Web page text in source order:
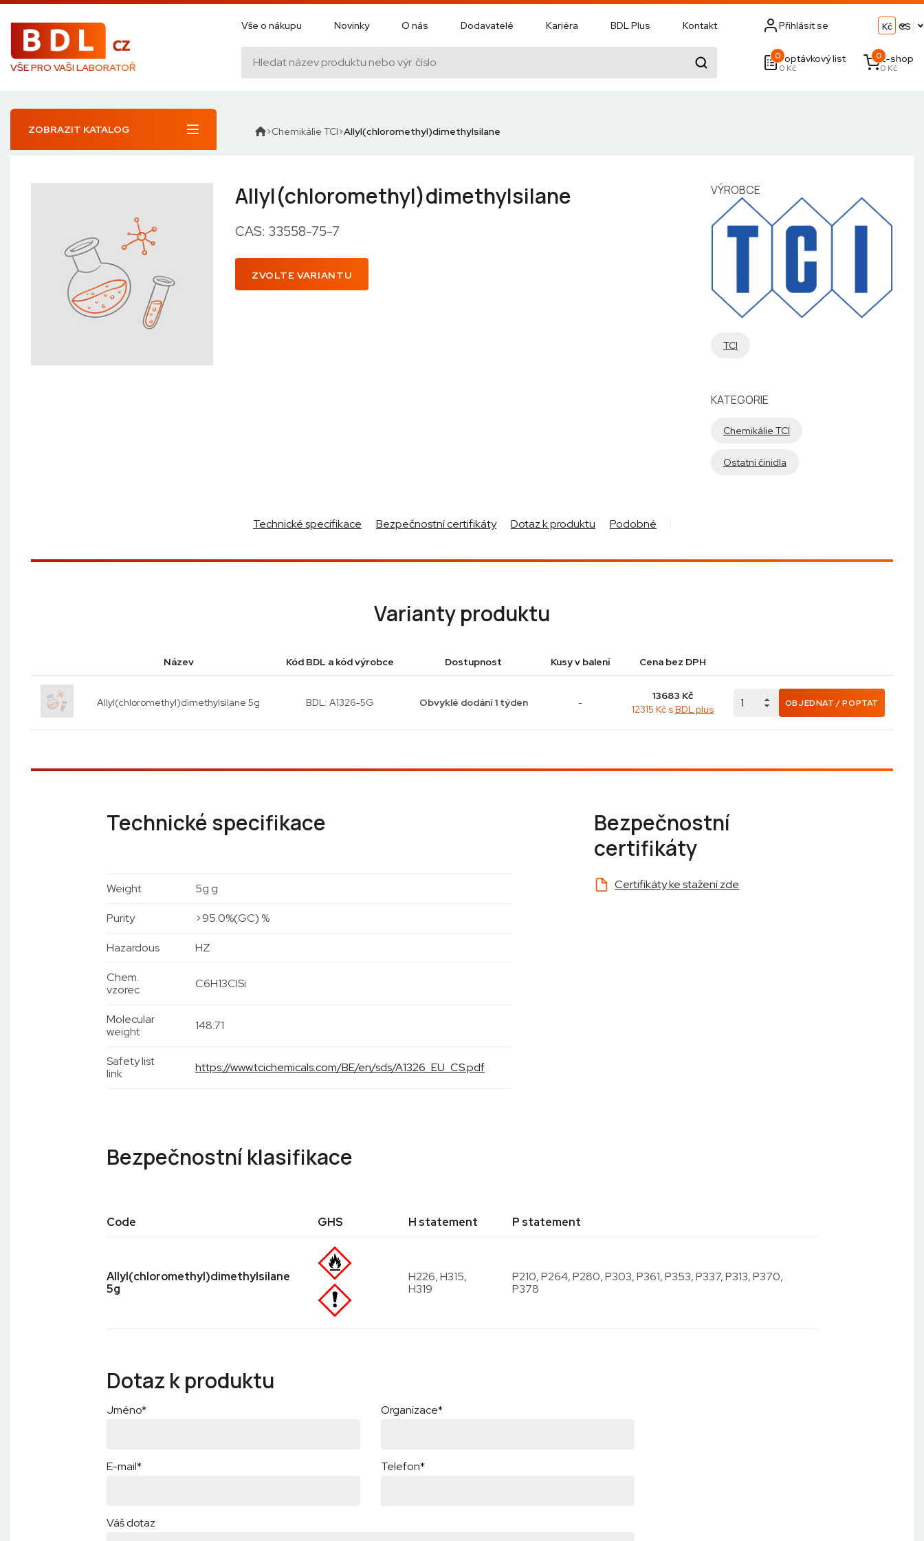
VŠE PRO VAŠI LABORATOŘ
Vše o nákupu Novinky O nás Dodavatelé Kariéra BDL Plus Kontakt Přihlásit se Kč CS
0Poptávkový list
0 Kč
0E-shop
0 Kč
ZOBRAZIT KATALOG Chemikálie TCI Allyl(chloromethyl)dimethylsilane
Allyl(chloromethyl)dimethylsilane
CAS: 33558-75-7
ZVOLTE VARIANTU
VÝROBCE
TCI
KATEGORIE
Chemikálie TCI
Ostatní činidla
Technické specifikace Bezpečnostní certifikáty Dotaz k produktu Podobné
Varianty produktu
Název Kód BDL a kód výrobce Dostupnost Kusy v balení Cena bez DPH
Allyl(chloromethyl)dimethylsilane 5g BDL: A1326-5G Obvyklé dodání 1 týden -
13683 Kč
12315 Kč sBDL plus OBJEDNAT / POPTAT
Technické specifikace
Weight 5g g
Purity >95.0%(GC) %
Hazardous HZ
Chem.
vzorec
C6H13ClSi
Molecular
weight
148.71
Safety list
link
https://www.tcichemicals.com/BE/en/sds/A1326_EU_CS.pdf
Bezpečnostní
certifikáty
Certifikáty ke stažení zde
Bezpečnostní klasifikace
Code GHS H statement P statement
Allyl(chloromethyl)dimethylsilane
5g
H226, H315,
H319
P210, P264, P280, P303, P361, P353, P337, P313, P370,
P378
Dotaz k produktu
Jméno* Organizace*
E-mail* Telefon*
Váš dotaz